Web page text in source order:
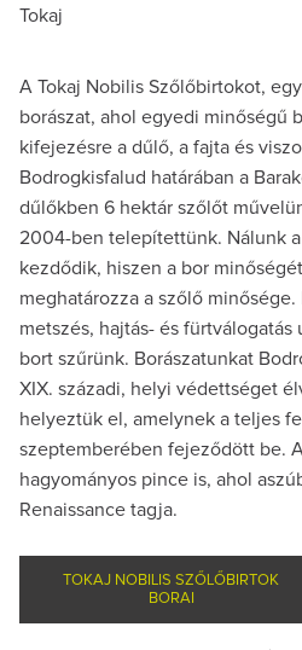
Tokaj
A Tokaj Nobilis Szőlőbirtokot,
borászat, ahol egyedi minőségű
kifejezésre a dűlő, a fajta és
Bodrogkisfalud határában a
dűlőkben 6 hektár szőlőt
2004-ben telepítettünk. Nálunk
kezdődik, hiszen a bor
meghatározza a szőlő
metszés, hajtás- és fürtválogatás
bort szűrünk. Borászatunkat
XIX. századi, helyi védettséget
helyeztük el, amelynek a teljes
szeptemberében fejeződött be.
hagyományos pince is, ahol
Renaissance tagja.
TOKAJ NOBILIS SZŐLŐBIRTOK
BORAI